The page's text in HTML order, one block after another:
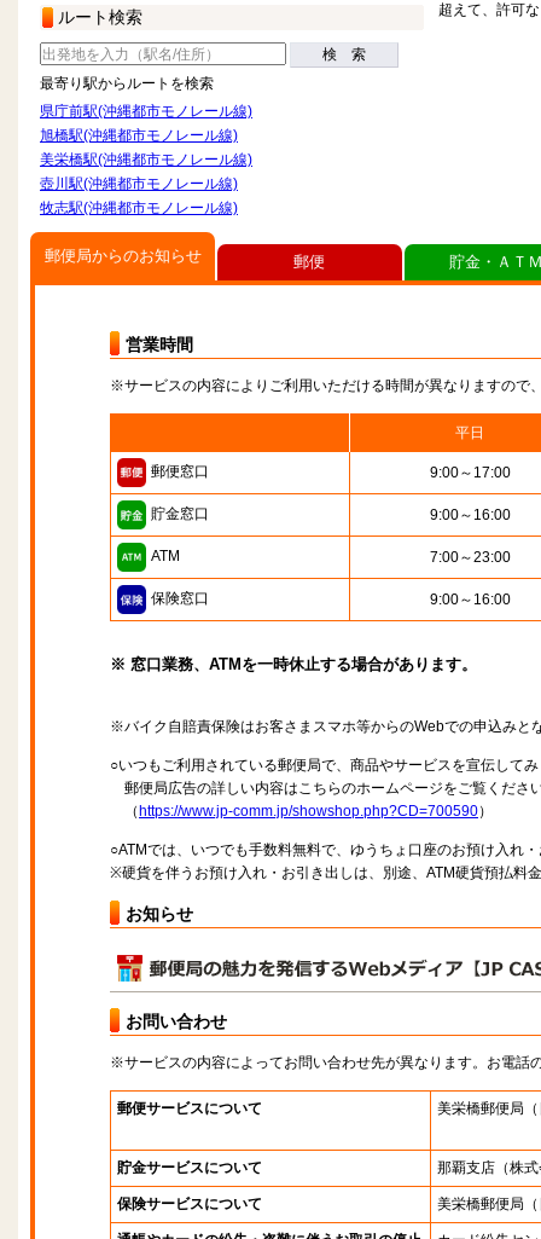
ルート検索
検 索
最寄り駅からルートを検索
県庁前駅(沖縄都市モノレール線)
旭橋駅(沖縄都市モノレール線)
美栄橋駅(沖縄都市モノレール線)
壺川駅(沖縄都市モノレール線)
牧志駅(沖縄都市モノレール線)
超えて、許可
郵便局からのお知らせ
営業時間
※サービスの内容によりご利用いただける時間が異なりますので
平日
郵便窓口 9:00～17:00
貯金窓口 9:00～16:00
ATM 7:00～23:00
保険窓口 9:00～16:00
※ 窓口業務、ATMを一時休止する場合があります。
※バイク自賠責保険はお客さまスマホ等からのWebでの申込みと
○いつもご利用されている郵便局で、商品やサービスを宣伝して
郵便局広告の詳しい内容はこちらのホームページをご覧くださ
（ https://www.jp-comm.jp/showshop.php?CD=700590）
○ATMでは、いつでも手数料無料で、ゆうちょ口座のお預け入れ
※硬貨を伴うお預け入れ・お引き出しは、別途、ATM硬貨預払料
お知らせ
お問い合わせ
※サービスの内容によってお問い合わせ先が異なります。お電話
郵便サービスについて 美栄橋郵便局
貯金サービスについて 那覇支店 （株
保険サービスについて 美栄橋郵便局
郵便 貯金・ＡＴ